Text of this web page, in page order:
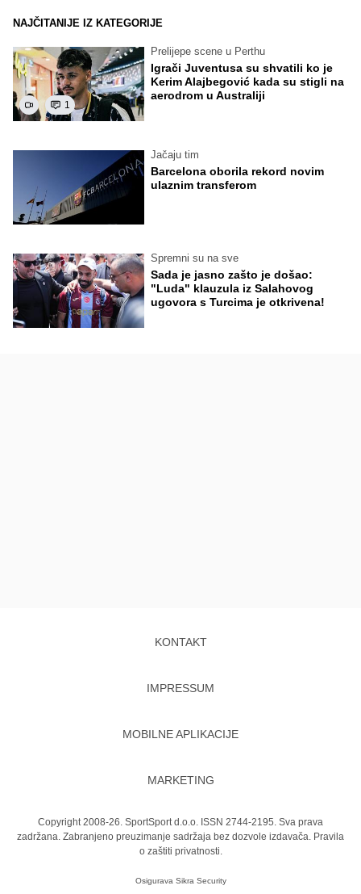
NAJČITANIJE IZ KATEGORIJE
1
Prelijepe scene u Perthu
Igrači Juventusa su shvatili ko je
Kerim Alajbegović kada su stigli na
aerodrom u Australiji
Jačaju tim
Barcelona oborila rekord novim
ulaznim transferom
Spremni su na sve
Sada je jasno zašto je došao:
"Luda" klauzula iz Salahovog
ugovora s Turcima je otkrivena!
KONTAKT
IMPRESSUM
MOBILNE APLIKACIJE
MARKETING
Copyright 2008-26. SportSport d.o.o. ISSN 2744-2195. Sva prava
zadržana. Zabranjeno preuzimanje sadržaja bez dozvole izdavača. Pravila
o zaštiti privatnosti.
Osigurava Sikra Security